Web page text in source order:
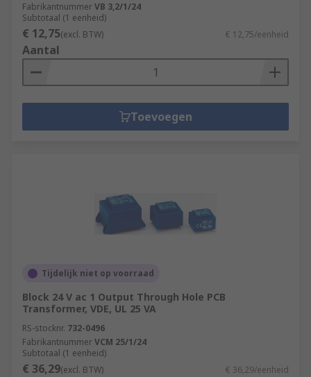
FabrikantnummerVB 3,2/1/24
Subtotaal (1 eenheid)
€ 12,75(excl. BTW) € 12,75/eenheid
Aantal
Toevoegen
Tijdelijk niet op voorraad
Block 24 V ac 1 Output Through Hole PCB
Transformer, VDE, UL 25 VA
RS-stocknr. 732-0496
FabrikantnummerVCM 25/1/24
Subtotaal (1 eenheid)
€ 36,29(excl. BTW) € 36,29/eenheid